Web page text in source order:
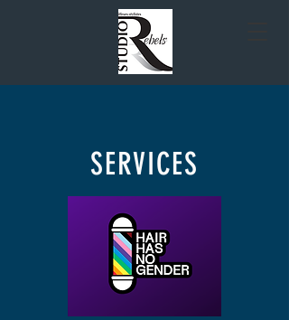
SERVICES